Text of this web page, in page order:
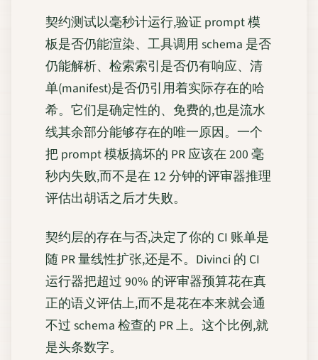
契约测试以毫秒计运行,验证 prompt 模
板是否仍能渲染、工具调用 schema 是否
仍能解析、检索索引是否仍有响应、清
单(manifest)是否仍引用着实际存在的哈
希。它们是确定性的、免费的,也是流水
线其余部分能够存在的唯一原因。一个
把 prompt 模板搞坏的 PR 应该在 200 毫
秒内失败,而不是在 12 分钟的评审器推理
评估出胡话之后才失败。
契约层的存在与否,决定了你的 CI 账单是
随 PR 量线性扩张,还是不。Divinci 的 CI
运行器把超过 90% 的评审器预算花在真
正的语义评估上,而不是花在本来就会通
不过 schema 检查的 PR 上。这个比例,就
是头条数字。